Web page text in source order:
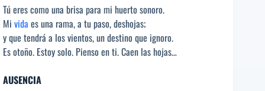
Tú eres como una brisa para mi huerto sonoro.
Mi vida es una rama, a tu paso, deshojas;
y que tendrá a los vientos, un destino que ignoro.
Es otoño. Estoy solo. Pienso en ti. Caen las hojas…
AUSENCIA